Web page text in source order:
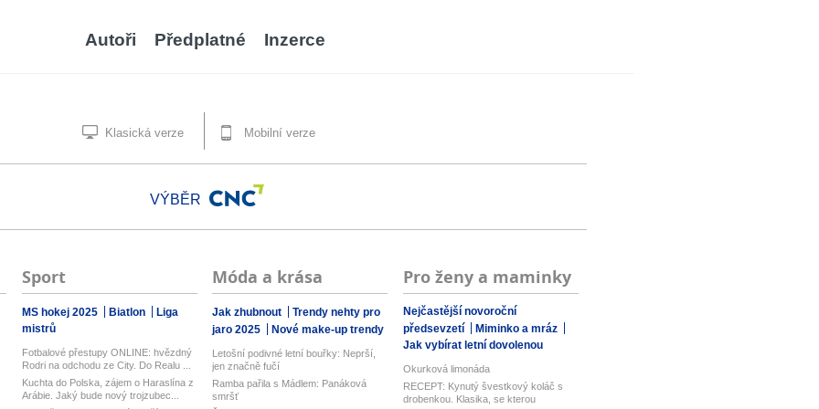
Autoři Předplatné Inzerce
Klasická verze Mobilní verze
VÝBĚR
Sport
MS hokej 2025 Biatlon
Liga
mistrů
Fotbalové přestupy ONLINE: hvězdný
Rodri na odchodu ze City. Do Realu ...
Kuchta do Polska, zájem o Haraslína z
Arábie. Jaký bude nový trojzubec...
Móda a krása
Jak zhubnout
Trendy nehty pro
jaro 2025
Nové make-up trendy
Letošní podivné letní bouřky: Neprší,
jen značně fučí
Ramba pařila s Mádlem: Panáková
smršť
Pro ženy a maminky
Nejčastější novoroční
předsevzetí
Miminko a mráz
Jak vybírat letní dovolenou
Okurková limonáda
RECEPT: Kynutý švestkový koláč s
drobenkou. Klasika, se kterou